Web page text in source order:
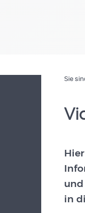
Sie
in